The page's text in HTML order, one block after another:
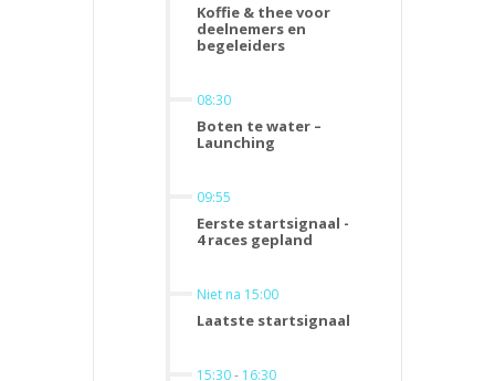
Koffie & thee voor
deelnemers en
begeleiders
08:30
Boten te water –
Launching
09:55
Eerste startsignaal -
4 races gepland
Niet na 15:00
Laatste startsignaal
15:30- 16:30